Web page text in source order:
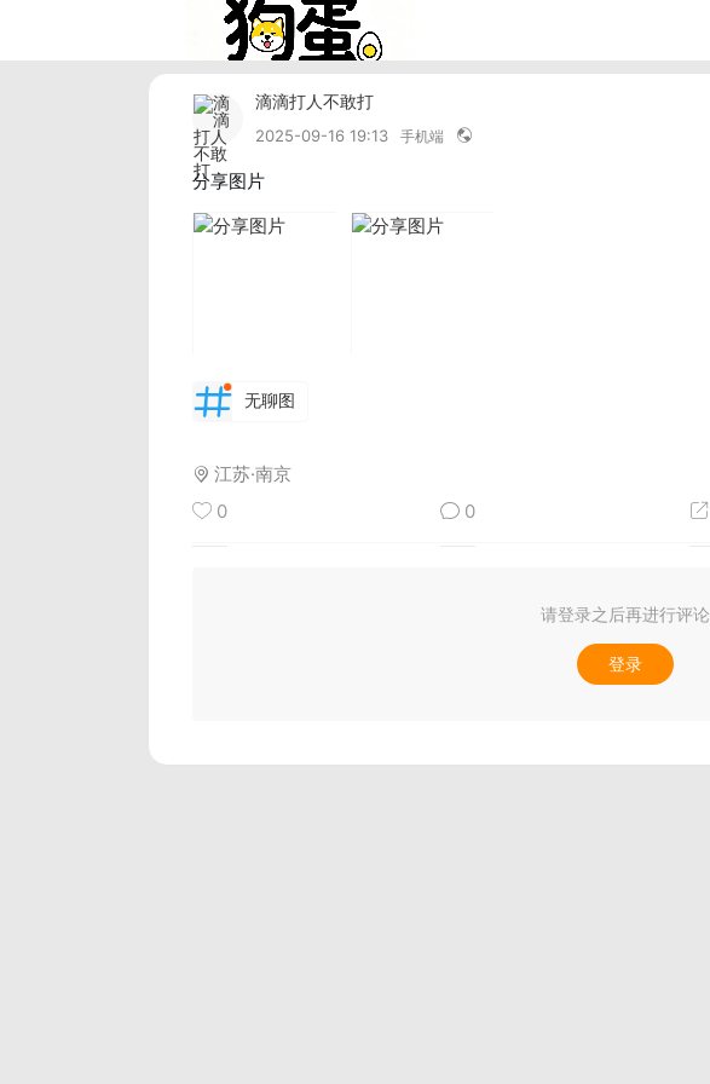
滴滴打人不敢打
2025-09-16 19:13 手机端
分享图片
无聊图
江苏·南京
0
0
请登录之后再进行评论
登录